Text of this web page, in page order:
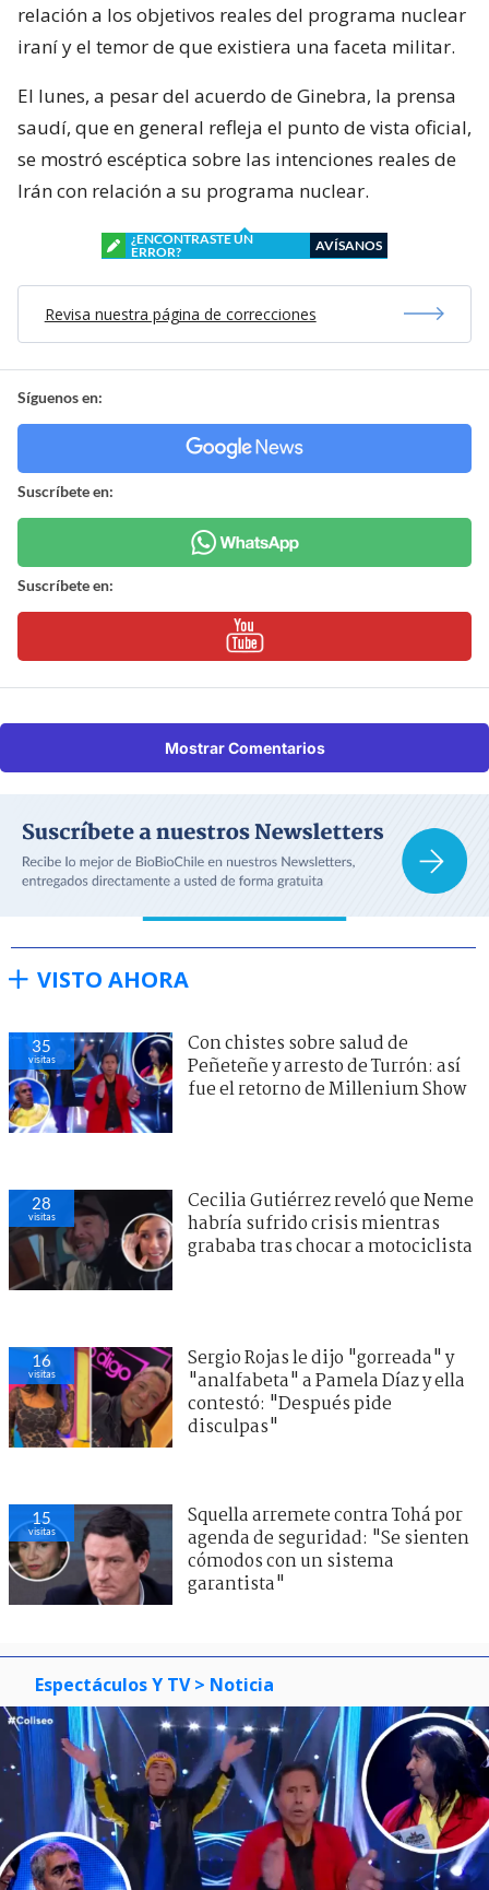
relación a los objetivos reales del programa nuclear
iraní y el temor de que existiera una faceta militar.
El lunes, a pesar del acuerdo de Ginebra, la prensa
saudí, que en general refleja el punto de vista oficial,
se mostró escéptica sobre las intenciones reales de
Irán con relación a su programa nuclear.
¿ENCONTRASTE UN
ERROR?
AVÍSANOS
Revisa nuestra página de correcciones
Síguenos en:
Suscríbete en:
Suscríbete en:
Mostrar Comentarios
VISTO AHORA
35
visitas
Con chistes sobre salud de
Peñeteñe y arresto de Turrón: así
fue el retorno de Millenium Show
28
visitas
Cecilia Gutiérrez reveló que Neme
habría sufrido crisis mientras
grababa tras chocar a motociclista
16
visitas
Sergio Rojas le dijo "gorreada" y
"analfabeta" a Pamela Díaz y ella
contestó: "Después pide
disculpas"
15
visitas
Squella arremete contra Tohá por
agenda de seguridad: "Se sienten
cómodos con un sistema
garantista"
Espectáculos Y TV > Noticia